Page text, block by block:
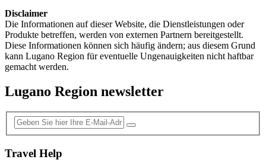
Disclaimer
Die Informationen auf dieser Website, die Dienstleistungen oder
Produkte betreffen, werden von externen Partnern bereitgestellt.
Diese Informationen können sich häufig ändern; aus diesem Grund
kann Lugano Region für eventuelle Ungenauigkeiten nicht haftbar
gemacht werden.
Lugano Region newsletter
Travel Help